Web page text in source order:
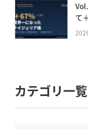
て
方
カテゴリ一覧